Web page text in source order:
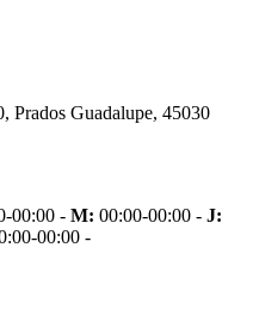
Prados Guadalupe, 45030
00:00 - M: 00:00-00:00 - J:
00:00 -